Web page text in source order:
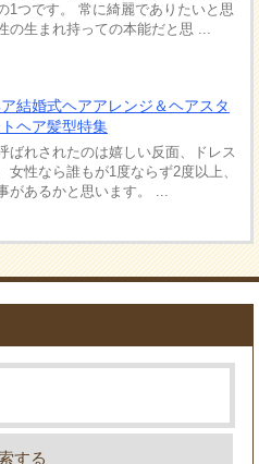
1つです。 常に綺麗でありたいと思
の生まれ持っての本能だと思 ...
結婚式ヘアアレンジ＆ヘアスタ
ヘア髪型特集
ばれされたのは嬉しい反面、ドレス
女性なら誰もが1度ならず2度以上、
があるかと思います。 ...